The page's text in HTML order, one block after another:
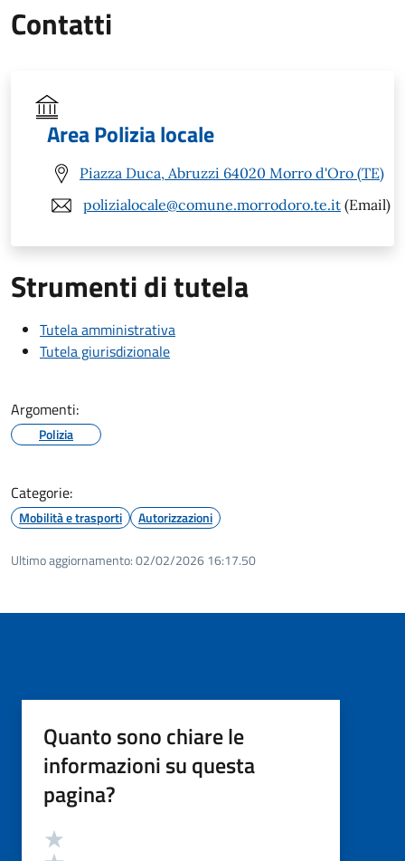
Contatti
Area Polizia locale
Piazza Duca, Abruzzi 64020 Morro d'Oro (TE)
polizialocale@comune.morrodoro.te.it (Email)
Strumenti di tutela
Tutela amministrativa
Tutela giurisdizionale
Argomenti:
Polizia
Categorie:
Mobilità e trasporti Autorizzazioni
Ultimo aggiornamento:02/02/2026 16:17.50
Quanto sono chiare le
informazioni su questa
pagina?
Valutazione